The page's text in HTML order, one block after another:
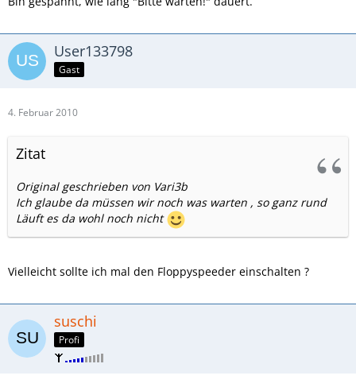
User133798
Gast
4. Februar 2010
Zitat
Original geschrieben von Vari3b
Ich glaube da müssen wir noch was warten , so ganz rund
Läuft es da wohl noch nicht
Vielleicht sollte ich mal den Floppyspeeder einschalten ?
suschi
Profi